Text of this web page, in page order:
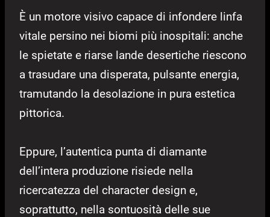
È un motore visivo capace di infondere linfa
vitale persino nei biomi più inospitali: anche
le spietate e riarse lande desertiche riescono
a trasudare una disperata, pulsante energia,
tramutando la desolazione in pura estetica
pittorica.
Eppure, l’autentica punta di diamante
dell’intera produzione risiede nella
ricercatezza del character design e,
soprattutto, nella sontuosità delle sue